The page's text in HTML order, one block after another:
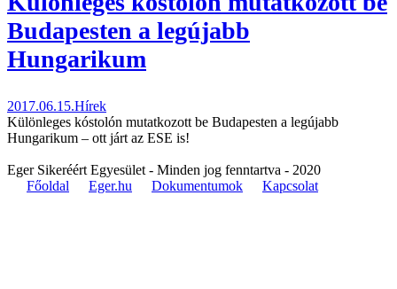
Budapesten a legújabb
Hungarikum
2017.06.15.Hírek
Különleges kóstolón mutatkozott be Budapesten a legújabb
Hungarikum – ott járt az ESE is!
Eger Sikeréért Egyesület - Minden jog fenntartva - 2020
Főoldal
Eger.hu Dokumentumok Kapcsolat